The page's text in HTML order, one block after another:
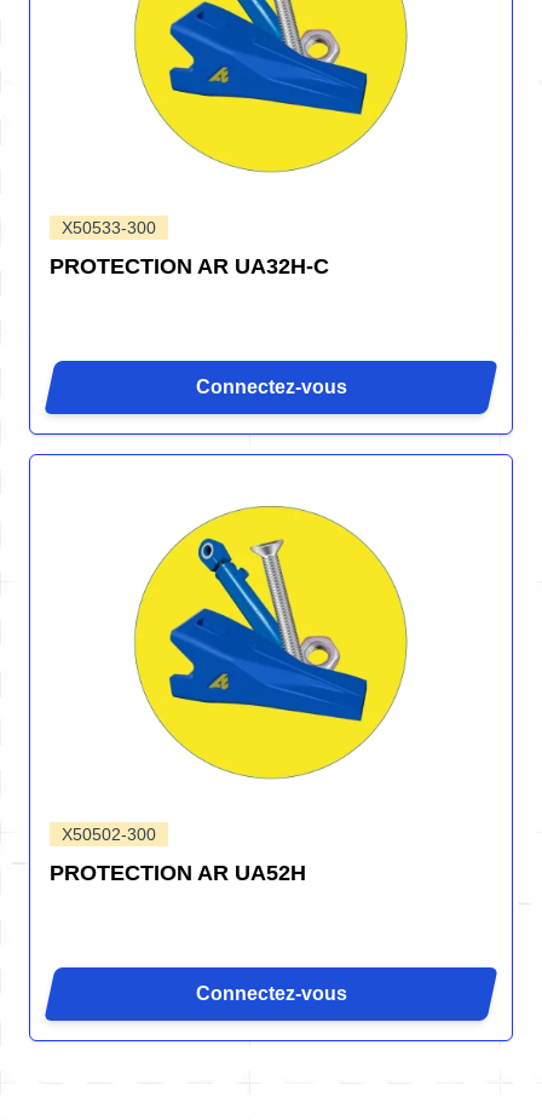
X50533-300
PROTECTION AR UA32H-C
Connectez-vous
X50502-300
PROTECTION AR UA52H
Connectez-vous